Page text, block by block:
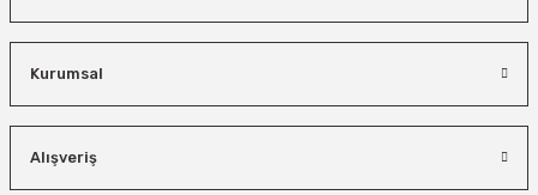
Kurumsal
Alışveriş